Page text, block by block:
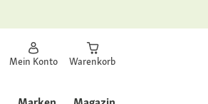
Mein Konto Warenkorb